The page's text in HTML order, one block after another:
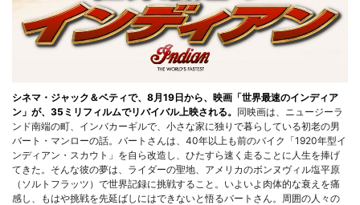
シネマ・ジャック＆ベティで、8月19日から、映画「世界最速のインディア
ン」が、35ミリフィルムでリバイバル上映される。 同映画は、ニュージーラ
ンド南端の町、インバカーギルで、小さな家に独りで暮らしている初老の男
バート・マンローの話。バートさんは、40年以上も前のバイク「1920年型イ
ンディアン・スカウト」を自ら改造し、ひたすら速く走ることに人生を捧げ
てきた。そんな彼の夢は、ライダーの聖地、アメリカのボンヌヴィル塩平原
（ソルトフラッツ）で世界記録に挑戦すること。いよいよ肉体的な衰えを痛
感し、もはや挑戦を先延ばしにはできないと悟るバートさん。周囲の人々の